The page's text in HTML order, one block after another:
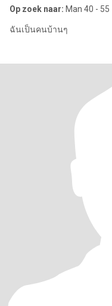
Op zoek naar: Man 40 - 55
ฉันเป็นคนบ้านๆ